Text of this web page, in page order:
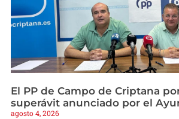
El PP de Campo de Criptana
superávit anunciado por el
agosto 4, 2026